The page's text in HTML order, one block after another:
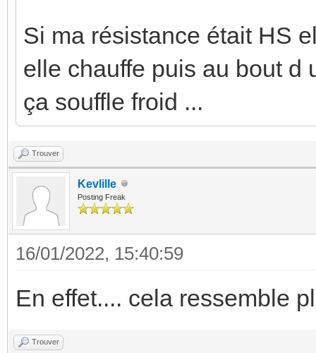
Si ma résistance était HS
elle chauffe puis au bout d
ça souffle froid ...
Trouver
Kevlille
Posting Freak
16/01/2022, 15:40:59
En effet.... cela ressemble
Trouver